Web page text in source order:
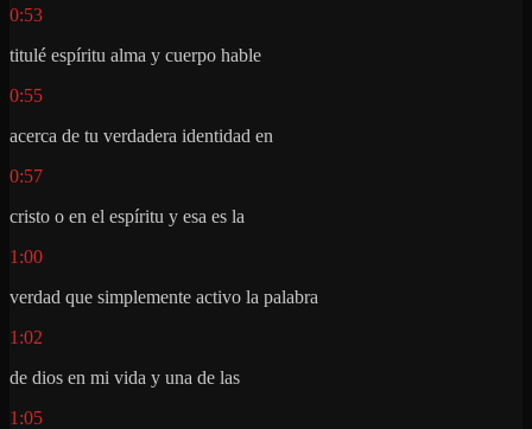
0:53
titulé espíritu alma y cuerpo hable
0:55
acerca de tu verdadera identidad en
0:57
cristo o en el espíritu y esa es la
1:00
verdad que simplemente activo la palabra
1:02
de dios en mi vida y una de las
1:05